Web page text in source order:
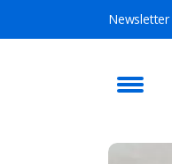
Newsletter